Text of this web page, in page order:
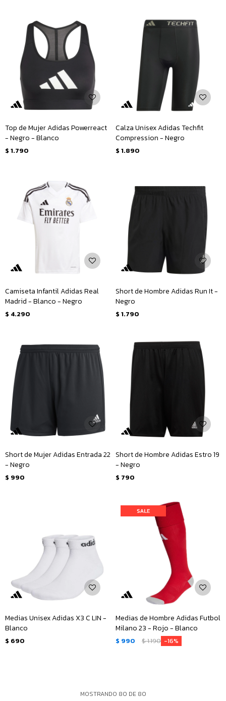
Top de Mujer Adidas Powerreact
- Negro - Blanco
$ 1.790
Calza Unisex Adidas Techfit
Compression - Negro
$ 1.890
Camiseta Infantil Adidas Real
Madrid - Blanco - Negro
$ 4.290
Short de Hombre Adidas Run It -
Negro
$ 1.790
Short de Mujer Adidas Entrada 22
- Negro
$ 990
Short de Hombre Adidas Estro 19
- Negro
$ 790
Medias Unisex Adidas X3 C LIN -
Blanco
$ 690
Medias de Hombre Adidas Futbol
Milano 23 - Rojo - Blanco
$ 990 $1.190 16
MOSTRANDO 80 DE 80